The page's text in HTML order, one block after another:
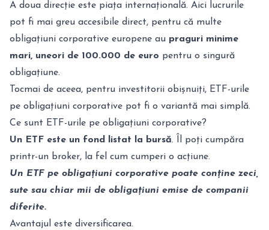
A doua direcție este piața internațională. Aici lucrurile
pot fi mai greu accesibile direct, pentru că multe
obligațiuni corporative europene au praguri minime
mari, uneori de 100.000 de euro pentru o singură
obligațiune.
Tocmai de aceea, pentru investitorii obișnuiți, ETF-urile
pe obligațiuni corporative pot fi o variantă mai simplă.
Ce sunt ETF-urile pe obligațiuni corporative?
Un ETF este un fond listat la bursă. Îl poți cumpăra
printr-un broker, la fel cum cumperi o acțiune.
Un ETF pe obligațiuni corporative poate conține zeci,
sute sau chiar mii de obligațiuni emise de companii
diferite.
Avantajul este diversificarea.